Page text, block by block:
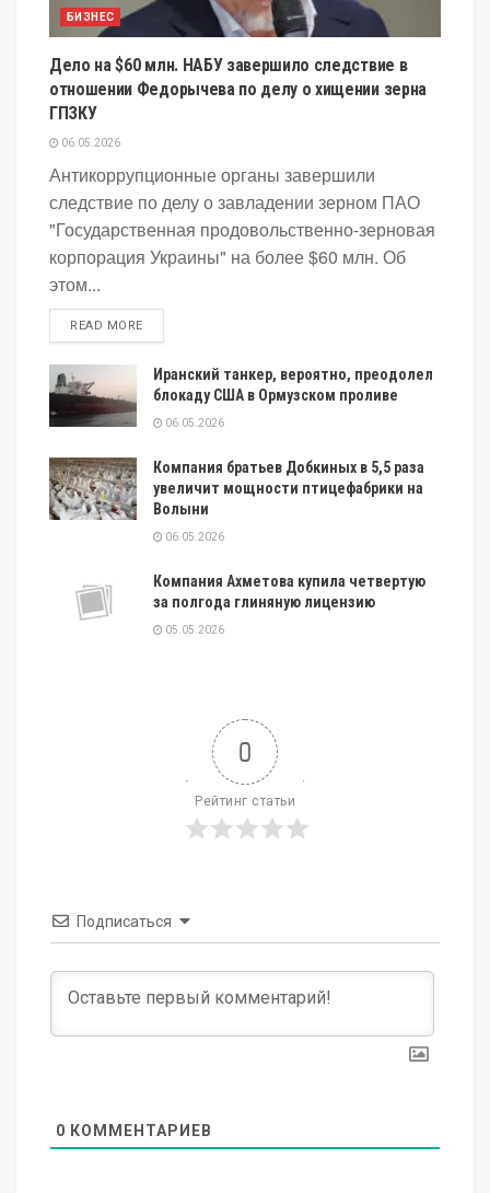
БИЗНЕС
Дело на $60 млн. НАБУ завершило следствие в
отношении Федорычева по делу о хищении зерна
ГПЗКУ
06.05.2026
Антикоррупционные органы завершили
следствие по делу о завладении зерном ПАО
"Государственная продовольственно-зерновая
корпорация Украины" на более $60 млн. Об
этом...
READ MOREDETAILS
Иранский танкер, вероятно, преодолел
блокаду США в Ормузском проливе
06.05.2026
Компания братьев Добкиных в 5,5 раза
увеличит мощности птицефабрики на
Волыни
06.05.2026
Компания Ахметова купила четвертую
за полгода глиняную лицензию
05.05.2026
0
Рейтинг статьи
Подписаться
0 КОММЕНТАРИЕВ